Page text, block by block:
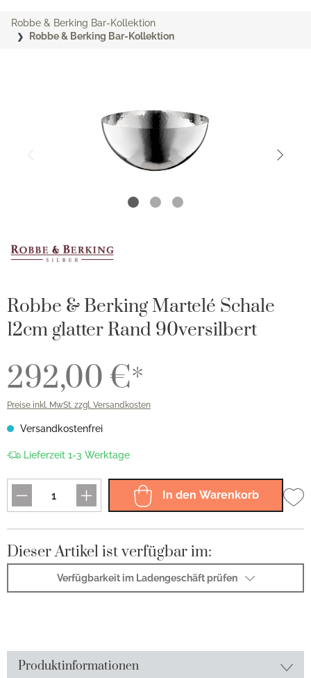
Robbe & Berking Bar-Kollektion
Robbe & Berking Bar-Kollektion
Robbe & Berking Martelé Schale
12cm glatter Rand 90versilbert
292,00 €*
Preise inkl. MwSt. zzgl. Versandkosten
Versandkostenfrei
Lieferzeit 1-3 Werktage
In den Warenkorb
Dieser Artikel ist verfügbar im:
Verfügbarkeit im Ladengeschäft prüfen
Produktinformationen